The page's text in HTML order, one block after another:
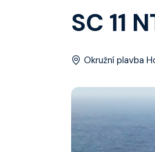
SC 11
Okružní plavba